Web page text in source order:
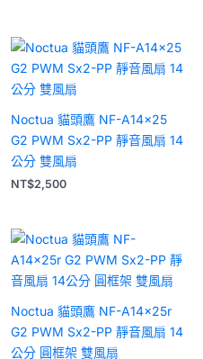
Noctua 貓頭鷹 NF-A14x25
G2 PWM Sx2-PP 靜音風扇 14
公分 雙風扇
NT$2,500
Noctua 貓頭鷹 NF-A14x25r
G2 PWM Sx2-PP 靜音風扇 14
公分 圓框架 雙風扇